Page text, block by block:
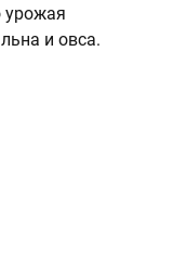
урожая
и овса.